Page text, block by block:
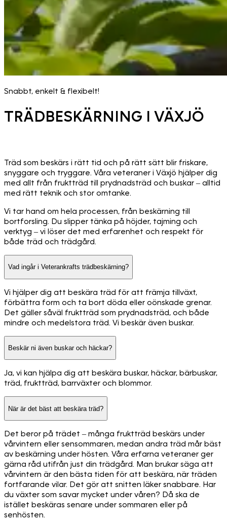
Snabbt, enkelt & flexibelt!
TRÄDBESKÄRNING I VÄXJÖ
Träd som beskärs i rätt tid och på rätt sätt blir friskare,
snyggare och tryggare. Våra veteraner i Växjö hjälper dig
med allt från fruktträd till prydnadsträd och buskar – alltid
med rätt teknik och stor omtanke.
Vi tar hand om hela processen, från beskärning till
bortforsling. Du slipper tänka på höjder, tajming och
verktyg – vi löser det med erfarenhet och respekt för
både träd och trädgård.
Vad ingår i Veterankrafts trädbeskärning?
Vi hjälper dig att beskära träd för att främja tillväxt,
förbättra form och ta bort döda eller oönskade grenar.
Det gäller såväl fruktträd som prydnadsträd, och både
mindre och medelstora träd. Vi beskär även buskar.
Beskär ni även buskar och häckar?
Ja, vi kan hjälpa dig att beskära buskar, häckar, bärbuskar,
träd, fruktträd, barrväxter och blommor.
När är det bäst att beskära träd?
Det beror på trädet – många fruktträd beskärs under
vårvintern eller sensommaren, medan andra träd mår bäst
av beskärning under hösten. Våra erfarna veteraner ger
gärna råd utifrån just din trädgård. Man brukar säga att
vårvintern är den bästa tiden för att beskära, när träden
fortfarande vilar. Det gör att snitten läker snabbare. Har
du växter som savar mycket under våren? Då ska de
istället beskäras senare under sommaren eller på
senhösten.